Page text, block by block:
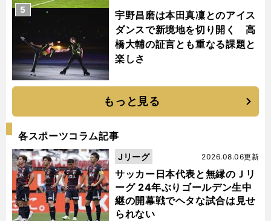
宇野昌磨は本田真凜とのアイス
ダンスで新境地を切り開く 高
橋大輔の証言とも重なる課題と
楽しさ
5
もっと見る
各スポーツコラム記事
サッカー日本代表と無縁のＪリ
ーグ 24年ぶりゴールデン生中
継の開幕戦でヘタな試合は見せ
られない
2026.08.06更新
Jリーグ